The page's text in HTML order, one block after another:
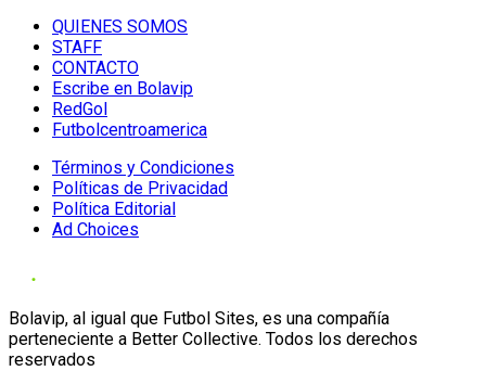
QUIENES SOMOS
STAFF
CONTACTO
Escribe en Bolavip
RedGol
Futbolcentroamerica
Términos y Condiciones
Políticas de Privacidad
Política Editorial
Ad Choices
Bolavip, al igual que Futbol Sites, es una compañía
perteneciente a Better Collective. Todos los derechos
reservados